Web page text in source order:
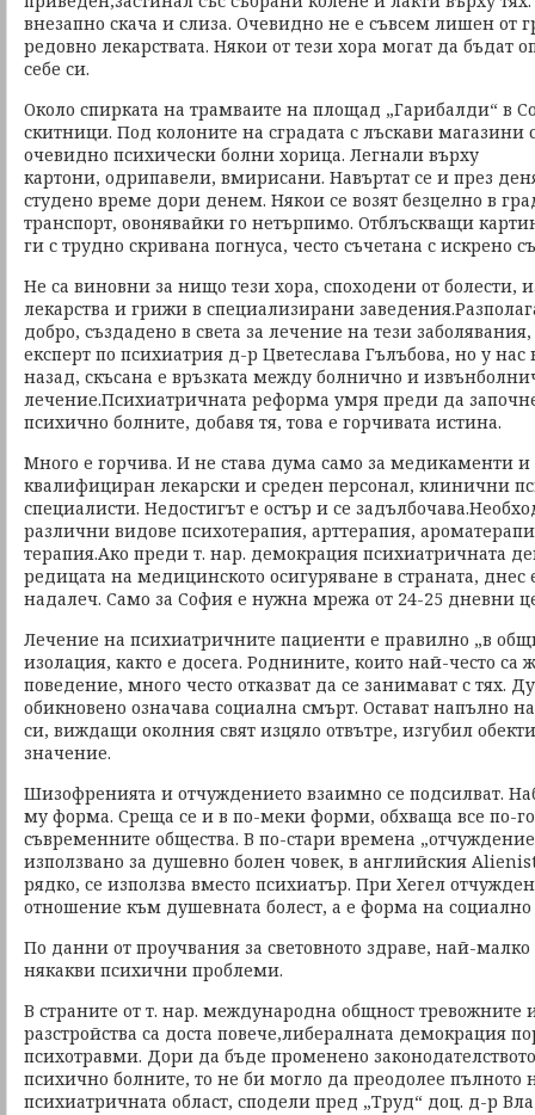
внезапно скача и слиза. Очевидно не е съвсем лишен от
редовно лекарствата. Някои от тези хора могат да бъдат
себе си.
Около спирката на трамваите на площад „Гарибалди“ в
скитници. Под колоните на сградата с лъскави магазини
очевидно психически болни хорица. Легнали върху
картони, одрипавели, вмирисани. Навъртат се и през
студено време дори денем. Някои се возят безцелно в
транспорт, овонявайки го нетърпимо. Отблъскващи
ги с трудно скривана погнуса, често съчетана с искрено
Не са виновни за нищо тези хора, споходени от болести,
лекарства и грижи в специализирани
добро, създадено в света за лечение на тези
експерт по психиатрия д-р Цветеслава Гълъбова, но у нас
назад, скъсана е връзката между болнично и
лечение.Психиатричната реформа умря преди да
психично болните, добавя тя, това е горчивата истина.
Много е горчива. И не става дума само за медикаменти и
квалифициран лекарски и среден персонал, клинични
специалисти. Недостигът е остър и се
различни видове психотерапия, арттерапия,
терапия.Ако преди т. нар. демокрация психиатричната
редицата на медицинското осигуряване в страната, днес
надалеч. Само за София е нужна мрежа от 24-25 дневни
Лечение на психиатричните пациенти е правилно „в
изолация, както е досега. Роднините, които най-често са
поведение, много често отказват да се занимават с тях.
обикновено означава социална смърт. Остават напълно
си, виждащи околния свят изцяло отвътре, изгубил
значение.
Шизофренията и отчуждението взаимно се подсилват.
му форма. Среща се и в по-меки форми, обхваща все по-
съвременните общества. В по-стари времена
използвано за душевно болен човек, в английския
рядко, се използва вместо психиатър. При Хегел
отношение към душевната болест, а е форма на социално
По данни от проучвания за световното здраве, най-малко
някакви психични проблеми.
В страните от т. нар. международна общност тревожните
разстройства са доста повече,либералната демокрация
психотравми. Дори да бъде променено
психично болните, то не би могло да преодолее пълното
психиатричната област, сподели пред „Труд“ доц. д-р